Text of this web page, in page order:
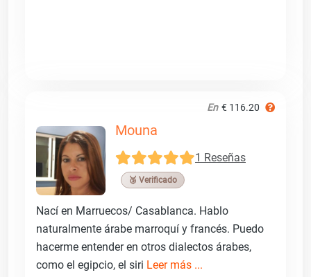
En € 116.20
Mouna
1 Reseñas
🥉 Verificado
Nací en Marruecos/ Casablanca. Hablo
naturalmente árabe marroquí y francés. Puedo
hacerme entender en otros dialectos árabes,
como el egipcio, el siri Leer más ...